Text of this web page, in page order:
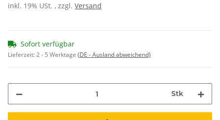
inkl. 19% USt. , zzgl. Versand
Sofort verfügbar
Lieferzeit:2 - 5 Werktage (DE - Ausland abweichend)
Stk